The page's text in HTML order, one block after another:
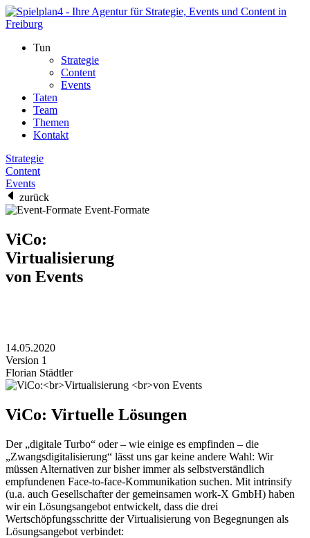
Tun
Strategie
Content
Events
Taten
Team
Themen
Kontakt
Strategie
Content
Events
zurück
Event-Formate
ViCo:
Virtualisierung
von Events
14.05.2020
Version 1
Florian Städtler
ViCo: Virtuelle Lösungen
Der „digitale Turbo“ oder – wie einige es empfinden – die
„Zwangsdigitalisierung“ lässt uns gar keine andere Wahl: Wir
müssen Alternativen zur bisher immer als selbstverständlich
empfundenen Face-to-face-Kommunikation suchen. Mit intrinsify
(u.a. auch Gesellschafter der gemeinsamen work-X GmbH) haben
wir ein Lösungsangebot entwickelt, dass die drei
Wertschöpfungsschritte der Virtualisierung von Begegnungen als
Lösungsangebot verbindet: